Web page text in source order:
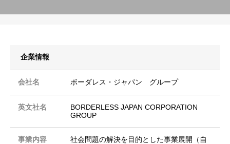
企業情報
会社名 ボーダレス・ジャパン グループ
英文社名
BORDERLESS JAPAN CORPORATION
GROUP
事業内容
社会問題の解決を目的とした事業展開（自